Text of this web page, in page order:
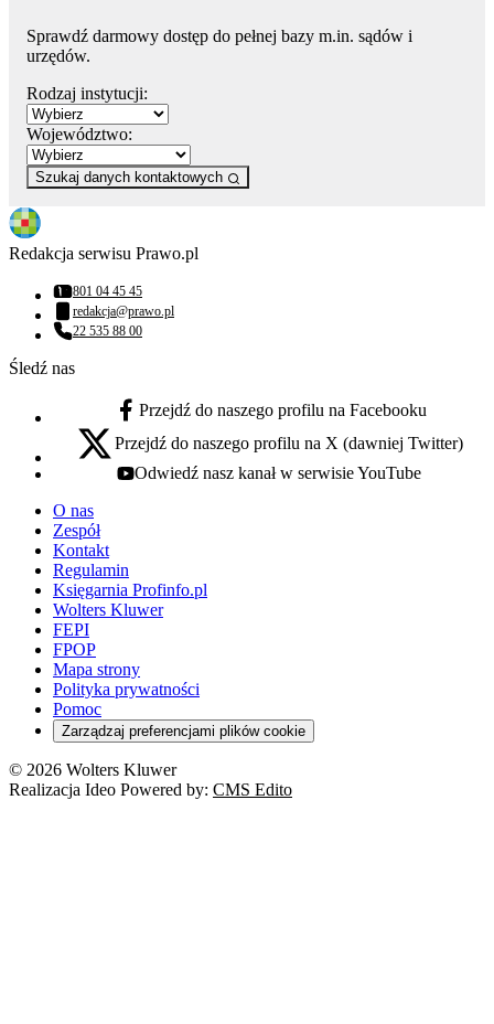
Sprawdź darmowy dostęp do pełnej bazy m.in. sądów i
urzędów.
Rodzaj instytucji:
Województwo:
Szukaj danych kontaktowych
Redakcja serwisu Prawo.pl
Numer telefonu:
801 04 45 45
Adres email:
redakcja@prawo.pl
Numer telefonu:
22 535 88 00
Śledź nas
facebook - otwiera się w nowej karcie
Przejdź do naszego profilu na Facebooku
x - otwiera się w nowej karcie
Przejdź do naszego profilu na X (dawniej Twitter)
youtube - otwiera się w nowej karcie
Odwiedź nasz kanał w serwisie YouTube
O nas
Zespół
Kontakt
Regulamin
Księgarnia Profinfo.pl
Wolters Kluwer
FEPI
FPOP
Mapa strony
Polityka prywatności
Pomoc
Zarządzaj preferencjami plików cookie
© 2026 Wolters Kluwer
Realizacja Ideo Powered by: CMS Edito